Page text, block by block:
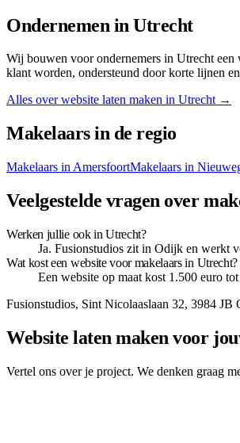
Ondernemen inUtrecht
Wij bouwen voor ondernemers in Utrecht een
klant worden, ondersteund door korte lijnen
Alles over website laten maken in Utrecht→
Makelaarsin de regio
Makelaars in AmersfoortMakelaars in
Veelgestelde vragen over
Werken jullie ook in Utrecht?
Ja. Fusionstudios zit in Odijk en werkt
Wat kost een website voor makelaars in Utrecht?
Een website op maat kost 1.500 euro
Fusionstudios, Sint Nicolaaslaan 32, 3984 JB
Website laten maken voor
Vertel ons over je project. We denken graag